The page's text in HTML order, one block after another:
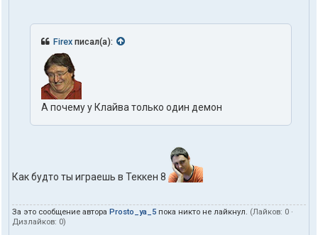
Firex писал(а):
А почему у Клайва только один демон
Как будто ты играешь в Теккен 8
За это сообщение автора Prosto_ya_5 пока никто не лайкнул. (Лайков: 0 ·
Дизлайков: 0)